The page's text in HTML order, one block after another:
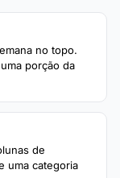
no topo.
porção da
de
uma categoria